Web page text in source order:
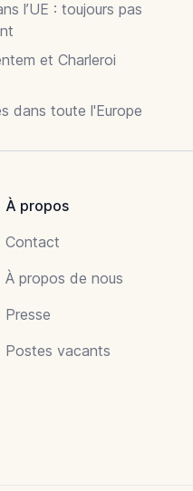
l’UE : toujours pas
et Charleroi
dans toute l'Europe
À propos
Contact
À propos de nous
Presse
Postes vacants